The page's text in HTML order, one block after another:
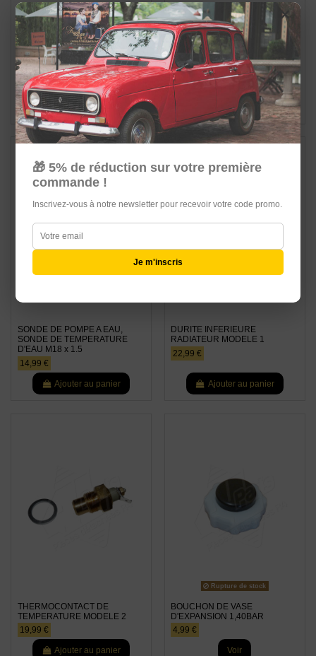
THERMOSTAT - CALORSTAT
83°C
12,99 €
Ajouter au panier
POMPE A EAU MOTEUR
1108cm3 AVEC JOINT, SANS
POULIE
54,99 €
Ajouter au panier
SONDE DE POMPE A EAU,
SONDE DE TEMPERATURE
D'EAU M18 x 1.5
14,99 €
Ajouter au panier
DURITE INFERIEURE
RADIATEUR MODELE 1
22,99 €
Ajouter au panier
THERMOCONTACT DE
TEMPERATURE MODELE 2
19,99 €
Ajouter au panier
Rupture de stock
BOUCHON DE VASE
D'EXPANSION 1,40BAR
4,99 €
Voir
×
🎁 5% de réduction sur votre première
commande !
Inscrivez-vous à notre newsletter pour recevoir votre code promo.
Je m'inscris